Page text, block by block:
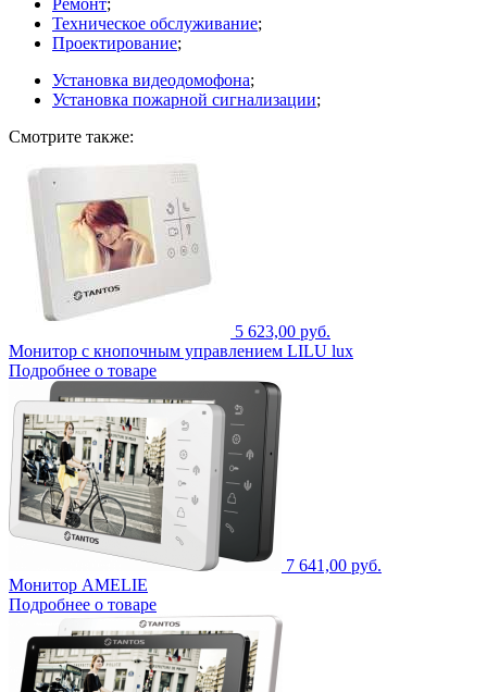
Техническое обслуживание;
Проектирование;
Установка видеодомофона;
Установка пожарной сигнализации;
Смотрите также:
5 623,00 руб.
Монитор с кнопочным управлением LILU lux
Подробнее о товаре
7 641,00 руб.
Монитор AMELIE
Подробнее о товаре